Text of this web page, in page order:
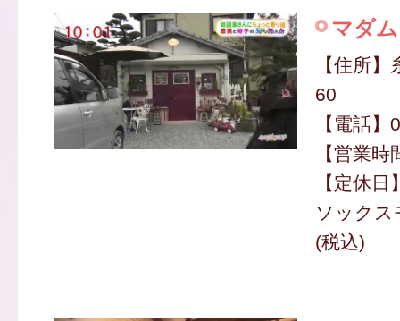
マダ
【住所
60
【電話
【営業
【定休日
ソックス
(税込)